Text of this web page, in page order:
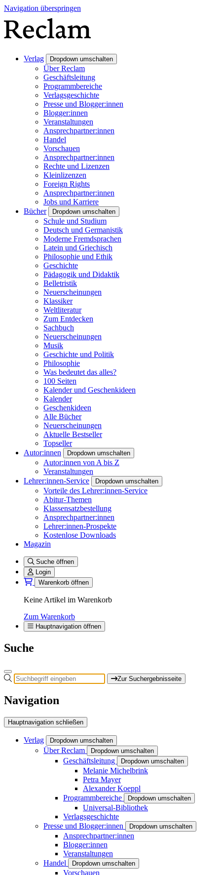
Navigation überspringen
Verlag Dropdown umschalten
Über Reclam
Geschäftsleitung
Programmbereiche
Verlagsgeschichte
Presse und Blogger:innen
Blogger:innen
Veranstaltungen
Ansprechpartner:innen
Handel
Vorschauen
Ansprechpartner:innen
Rechte und Lizenzen
Kleinlizenzen
Foreign Rights
Ansprechpartner:innen
Jobs und Karriere
Bücher
Dropdown umschalten
Schule und Studium
Deutsch und Germanistik
Moderne Fremdsprachen
Latein und Griechisch
Philosophie und Ethik
Geschichte
Pädagogik und Didaktik
Belletristik
Neuerscheinungen
Klassiker
Weltliteratur
Zum Entdecken
Sachbuch
Neuerscheinungen
Musik
Geschichte und Politik
Philosophie
Was bedeutet das alles?
100 Seiten
Kalender und Geschenkideen
Kalender
Geschenkideen
Alle Bücher
Neuerscheinungen
Aktuelle Bestseller
Topseller
Autor:innen
Dropdown umschalten
Autor:innen von A bis Z
Veranstaltungen
Lehrer:innen-Service
Dropdown umschalten
Vorteile des Lehrer:innen-Service
Abitur-Themen
Klassensatzbestellung
Ansprechpartner:innen
Lehrer:innen-Prospekte
Kostenlose Downloads
Magazin
Suche öffnen
Login
Warenkorb öffnen
Keine Artikel im Warenkorb
Zum Warenkorb
Hauptnavigation öffnen
Suche
Zur Suchergebnisseite
Navigation
Hauptnavigation schließen
Verlag Dropdown umschalten
Über Reclam Dropdown umschalten
Geschäftsleitung Dropdown umschalten
Melanie Michelbrink
Petra Mayer
Alexander Koeppl
Programmbereiche
Dropdown umschalten
Universal-Bibliothek
Verlagsgeschichte
Presse und Blogger:innen
Dropdown umschalten
Ansprechpartner:innen
Blogger:innen
Veranstaltungen
Handel
Dropdown umschalten
Vorschauen